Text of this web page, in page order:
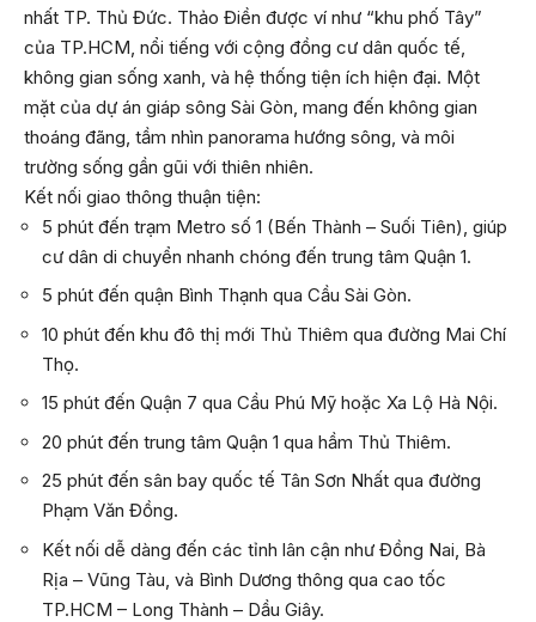
nhất TP. Thủ Đức. Thảo Điền được ví như “khu phố Tây”
của TP.HCM, nổi tiếng với cộng đồng cư dân quốc tế,
không gian sống xanh, và hệ thống tiện ích hiện đại. Một
mặt của dự án giáp sông Sài Gòn, mang đến không gian
thoáng đãng, tầm nhìn panorama hướng sông, và môi
trường sống gần gũi với thiên nhiên.
Kết nối giao thông thuận tiện:
5 phút đến trạm Metro số 1 (Bến Thành – Suối Tiên), giúp
cư dân di chuyển nhanh chóng đến trung tâm Quận 1.
5 phút đến quận Bình Thạnh qua Cầu Sài Gòn.
10 phút đến khu đô thị mới Thủ Thiêm qua đường Mai Chí
Thọ.
15 phút đến Quận 7 qua Cầu Phú Mỹ hoặc Xa Lộ Hà Nội.
20 phút đến trung tâm Quận 1 qua hầm Thủ Thiêm.
25 phút đến sân bay quốc tế Tân Sơn Nhất qua đường
Phạm Văn Đồng.
Kết nối dễ dàng đến các tỉnh lân cận như Đồng Nai, Bà
Rịa – Vũng Tàu, và Bình Dương thông qua cao tốc
TP.HCM – Long Thành – Dầu Giây.